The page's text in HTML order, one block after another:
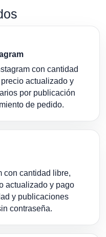
con cantidad
actualizado y
por publicación
de pedido.
con cantidad libre,
actualizado y pago
y publicaciones
contraseña.